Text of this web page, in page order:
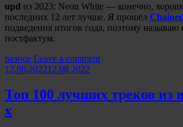
upd из 2023: Neon White — конечно,
последних 12 лет лучше. Я прошёл
подведения итогов года, поэтому называю
постфактум.
Categories:
разное Leave a comment
12.08.202212.08.2022
Топ 100 лучших треков из
х